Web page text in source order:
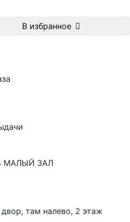
В избранное
МАЛЫЙ ЗАЛ
там налево, 2 этаж